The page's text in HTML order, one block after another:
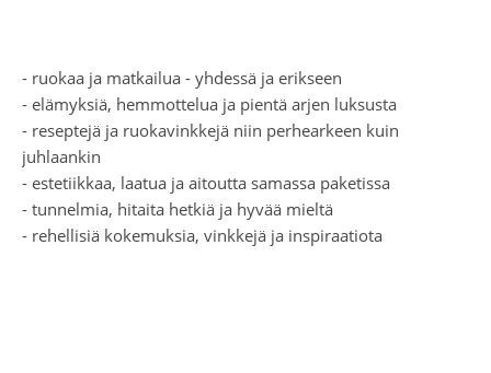
- ruokaa ja matkailua - yhdessä ja erikseen
- elämyksiä, hemmottelua ja pientä arjen luksusta
- reseptejä ja ruokavinkkejä niin perhearkeen kuin
juhlaankin
- estetiikkaa, laatua ja aitoutta samassa paketissa
- tunnelmia, hitaita hetkiä ja hyvää mieltä
- rehellisiä kokemuksia, vinkkejä ja inspiraatiota